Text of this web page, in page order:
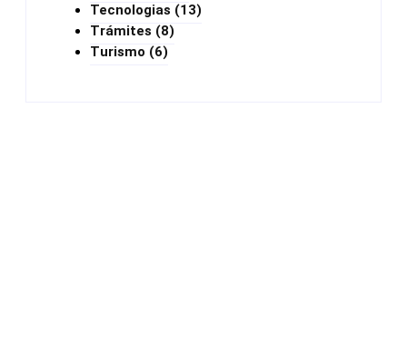
Tecnologias (13)
Trámites (8)
Turismo (6)